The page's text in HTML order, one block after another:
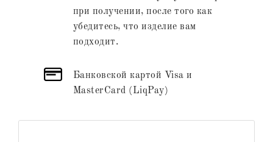
при получении, после того как
убедитесь, что изделие вам
подходит.
Банковской картой Visa и
MasterCard (LiqPay)